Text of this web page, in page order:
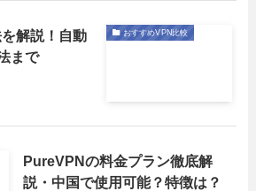
おすすめVPN比較
解説！自動
まで
PureVPNの料金プラン徹底解
説・中国で使用可能？特徴は？